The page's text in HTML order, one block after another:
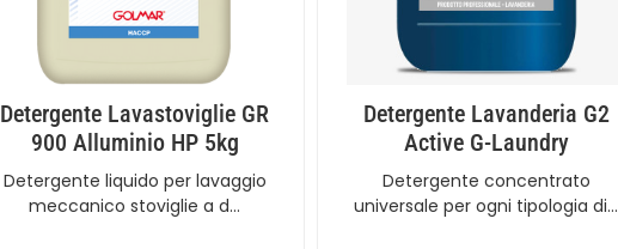
Detergente Lavastoviglie GR
900 Alluminio HP 5kg
Detergente liquido per lavaggio
meccanico stoviglie a d…
Detergente Lavanderia G2
Active G-Laundry
Detergente concentrato
universale per ogni tipologia di…